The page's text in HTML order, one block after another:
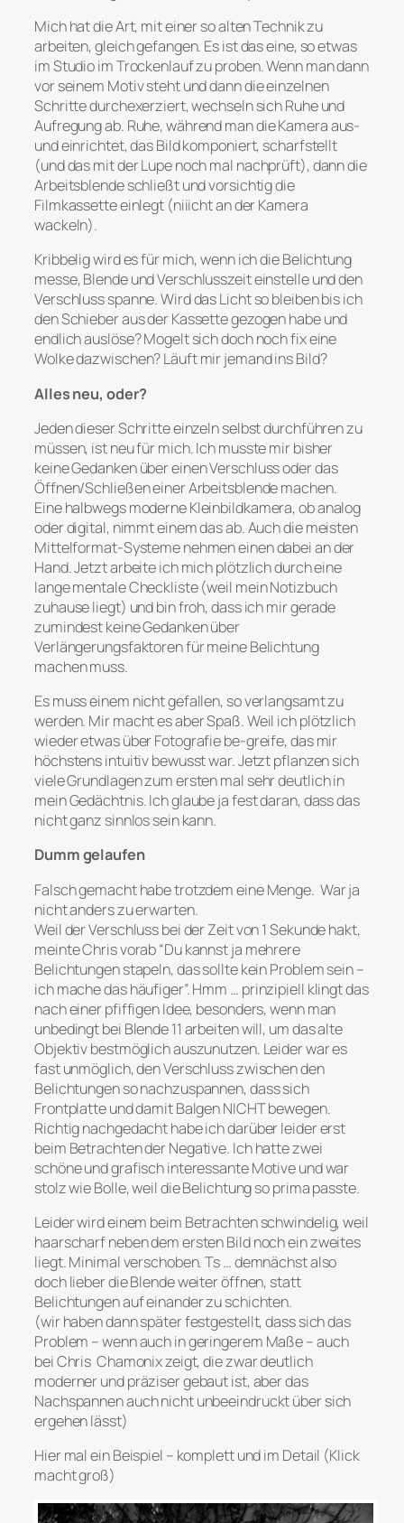
Mich hat die Art, mit einer so alten Technik zu
arbeiten, gleich gefangen. Es ist das eine, so etwas
im Studio im Trockenlauf zu proben. Wenn man dann
vor seinem Motiv steht und dann die einzelnen
Schritte durchexerziert, wechseln sich Ruhe und
Aufregung ab. Ruhe, während man die Kamera aus-
und einrichtet, das Bild komponiert, scharfstellt
(und das mit der Lupe noch mal nachprüft), dann die
Arbeitsblende schließt und vorsichtig die
Filmkassette einlegt (niiicht an der Kamera
wackeln).
Kribbelig wird es für mich, wenn ich die Belichtung
messe, Blende und Verschlusszeit einstelle und den
Verschluss spanne. Wird das Licht so bleiben bis ich
den Schieber aus der Kassette gezogen habe und
endlich auslöse? Mogelt sich doch noch fix eine
Wolke dazwischen? Läuft mir jemand ins Bild?
Alles neu, oder?
Jeden dieser Schritte einzeln selbst durchführen zu
müssen, ist neu für mich. Ich musste mir bisher
keine Gedanken über einen Verschluss oder das
Öffnen/Schließen einer Arbeitsblende machen.
Eine halbwegs moderne Kleinbildkamera, ob analog
oder digital, nimmt einem das ab. Auch die meisten
Mittelformat-Systeme nehmen einen dabei an der
Hand. Jetzt arbeite ich mich plötzlich durch eine
lange mentale Checkliste (weil mein Notizbuch
zuhause liegt) und bin froh, dass ich mir gerade
zumindest keine Gedanken über
Verlängerungsfaktoren für meine Belichtung
machen muss.
Es muss einem nicht gefallen, so verlangsamt zu
werden. Mir macht es aber Spaß. Weil ich plötzlich
wieder etwas über Fotografie be-greife, das mir
höchstens intuitiv bewusst war. Jetzt pflanzen sich
viele Grundlagen zum ersten mal sehr deutlich in
mein Gedächtnis. Ich glaube ja fest daran, dass das
nicht ganz sinnlos sein kann.
Dumm gelaufen
Falsch gemacht habe trotzdem eine Menge. War ja
nicht anders zu erwarten.
Weil der Verschluss bei der Zeit von 1 Sekunde hakt,
meinte Chris vorab “Du kannst ja mehrere
Belichtungen stapeln, das sollte kein Problem sein –
ich mache das häufiger”. Hmm … prinzipiell klingt das
nach einer pfiffigen Idee, besonders, wenn man
unbedingt bei Blende 11 arbeiten will, um das alte
Objektiv bestmöglich auszunutzen. Leider war es
fast unmöglich, den Verschluss zwischen den
Belichtungen so nachzuspannen, dass sich
Frontplatte und damit Balgen NICHT bewegen.
Richtig nachgedacht habe ich darüber leider erst
beim Betrachten der Negative. Ich hatte zwei
schöne und grafisch interessante Motive und war
stolz wie Bolle, weil die Belichtung so prima passte.
Leider wird einem beim Betrachten schwindelig, weil
haarscharf neben dem ersten Bild noch ein zweites
liegt. Minimal verschoben. Ts … demnächst also
doch lieber die Blende weiter öffnen, statt
Belichtungen auf einander zu schichten.
(wir haben dann später festgestellt, dass sich das
Problem – wenn auch in geringerem Maße – auch
bei Chris Chamonix zeigt, die zwar deutlich
moderner und präziser gebaut ist, aber das
Nachspannen auch nicht unbeeindruckt über sich
ergehen lässt)
Hier mal ein Beispiel – komplett und im Detail (Klick
macht groß)